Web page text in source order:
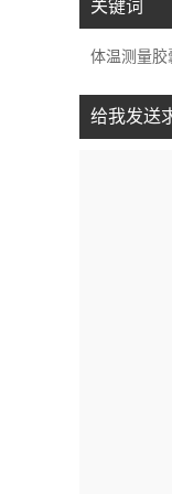
关键词
体温测量胶
给我发送